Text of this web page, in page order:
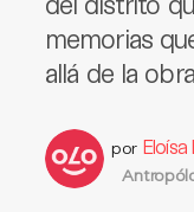
memorias
allá de la obra.
por Eloísa